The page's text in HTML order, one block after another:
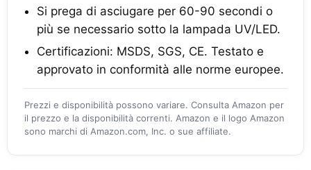
Si prega di asciugare per 60-90 secondi o
più se necessario sotto la lampada UV/LED.
Certificazioni: MSDS, SGS, CE. Testato e
approvato in conformità alle norme europee.
Prezzi e disponibilità possono variare. Consulta Amazon per
il prezzo e la disponibilità correnti. Amazon e il logo Amazon
sono marchi di Amazon.com, Inc. o sue affiliate.